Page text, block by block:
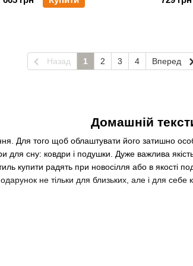
Назад 1 2 3 4 Вперед
Домашній
Для того щоб облаштувати його затишно
для сну: ковдри і подушки. Дуже важлива
купити радять при новосілля або в якості
не тільки для близьких, але і для